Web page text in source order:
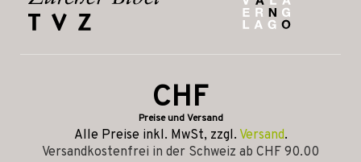
CHF
Preise und Versand
Alle Preise inkl. MwSt, zzgl. Versand.
Versandkostenfrei in der Schweiz ab CHF 90.00